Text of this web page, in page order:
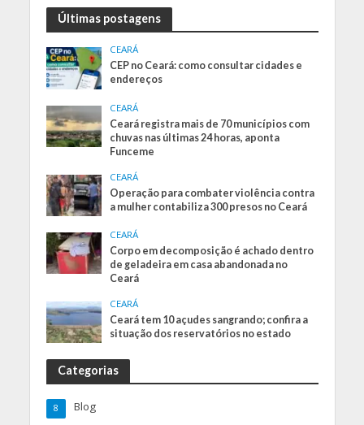
Últimas postagens
CEARÁ
CEP no Ceará: como consultar cidades e
endereços
CEARÁ
Ceará registra mais de 70 municípios com
chuvas nas últimas 24 horas, aponta
Funceme
CEARÁ
Operação para combater violência contra
a mulher contabiliza 300 presos no Ceará
CEARÁ
Corpo em decomposição é achado dentro
de geladeira em casa abandonada no
Ceará
CEARÁ
Ceará tem 10 açudes sangrando; confira a
situação dos reservatórios no estado
Categorias
Blog
8